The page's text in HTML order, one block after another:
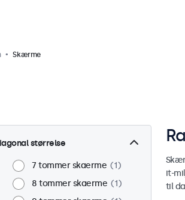
Skærme
størrelse
7 tommer skaerme
1
8 tommer skaerme
1
it-
til